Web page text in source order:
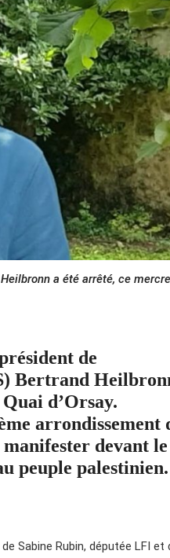
a été arrêté, ce
de
Bertrand
d’Orsay.
arrondissement
devant le
peuple palestinien.
Sabine Rubin, députée LFI et